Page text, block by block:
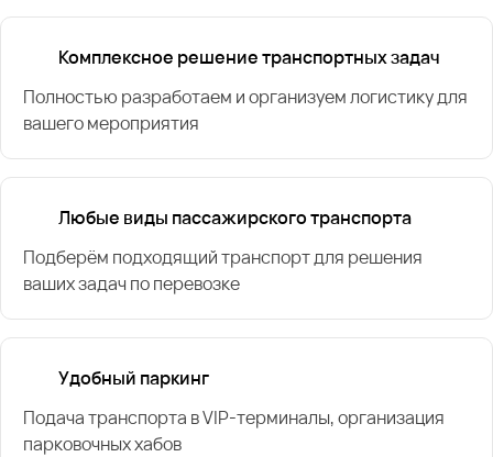
Комплексное решение транспортных задач
Полностью разработаем и организуем логистику для
вашего мероприятия
Любые виды пассажирского транспорта
Подберём подходящий транспорт для решения
ваших задач по перевозке
Удобный паркинг
Подача транспорта в VIP-терминалы, организация
парковочных хабов